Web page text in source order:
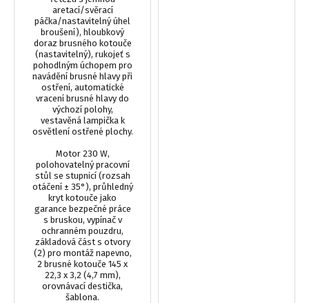
aretací/svěrací
páčka/nastavitelný úhel
broušení), hloubkový
doraz brusného kotouče
(nastavitelný), rukojeť s
pohodlným úchopem pro
navádění brusné hlavy při
ostření, automatické
vracení brusné hlavy do
výchozí polohy,
vestavěná lampička k
osvětlení ostřené plochy.
Motor 230 W,
polohovatelný pracovní
stůl se stupnicí (rozsah
otáčení ± 35°), průhledný
kryt kotouče jako
garance bezpečné práce
s bruskou, vypínač v
ochranném pouzdru,
základová část s otvory
(2) pro montáž napevno,
2 brusné kotouče 145 x
22,3 x 3,2 (4,7 mm),
orovnávací destička,
šablona.